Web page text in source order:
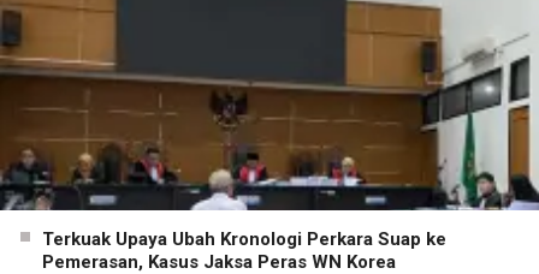
Terkuak Upaya Ubah Kronologi Perkara Suap ke
Pemerasan, Kasus Jaksa Peras WN Korea